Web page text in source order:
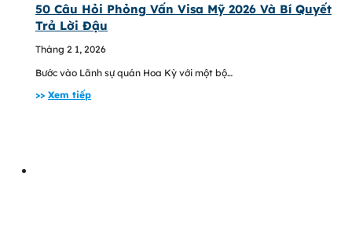
50 Câu Hỏi Phỏng Vấn Visa Mỹ 2026 Và Bí Quyết
Trả Lời Đậu
Tháng 2 1, 2026
Bước vào Lãnh sự quán Hoa Kỳ với một bộ…
>> Xem tiếp